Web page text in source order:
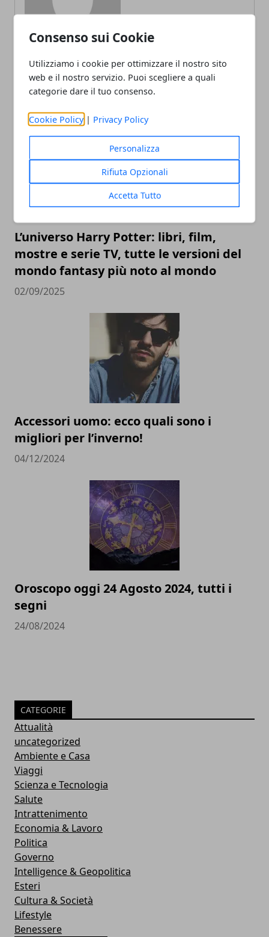
Consenso sui Cookie
Utilizziamo i cookie per ottimizzare il nostro sito
web e il nostro servizio. Puoi scegliere a quali
categorie dare il tuo consenso.
Cookie Policy | Privacy Policy
Personalizza
Rifiuta Opzionali
Accetta Tutto
L’universo Harry Potter: libri, film,
mostre e serie TV, tutte le versioni del
mondo fantasy più noto al mondo
02/09/2025
Accessori uomo: ecco quali sono i
migliori per l’inverno!
04/12/2024
Oroscopo oggi 24 Agosto 2024, tutti i
segni
24/08/2024
CATEGORIE
Attualità
uncategorized
Ambiente e Casa
Viaggi
Scienza e Tecnologia
Salute
Intrattenimento
Economia & Lavoro
Politica
Governo
Intelligence & Geopolitica
Esteri
Cultura & Società
Lifestyle
Benessere